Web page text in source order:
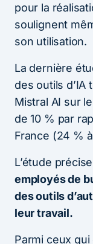
pour la
soulignent
son utilisation.
La dernière
des outils d’IA
Mistral AI sur
de 10 % par
France (24 %
L’étude
employés de
des outils
leur travail.
Parmi ceux